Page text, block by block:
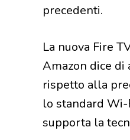
precedenti.
La nuova Fire
Amazon dice di
rispetto alla
lo standard Wi-
supporta la